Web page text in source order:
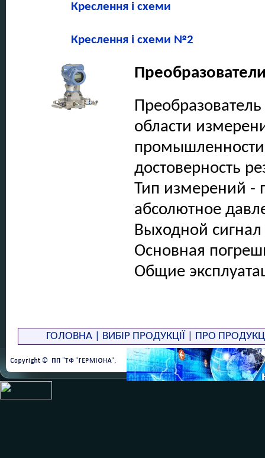
Креслення і схеми
Креслення і схеми №2
области
достоверность
Тип измерений -
абсолютное
Выходной
Основная
Общие
верхнего
Диапазон
ГОЛОВНА| ВИБІР ПРОДУКЦІЇ ПРО